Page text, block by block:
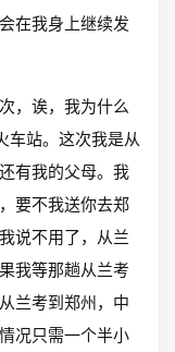
在我身上继续发
，诶，我为什么
车站。这次我是从
有我的父母。我
要不我送你去郑
说不用了，从兰
我等那趟从兰考
兰考到郑州，中
况只需一个半小